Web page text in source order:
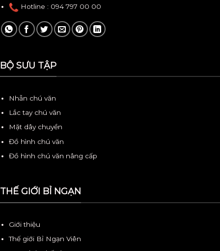
Hotline : 094 797 00 00
BỘ SƯU TẬP
Nhẫn chú văn
Lắc tay chú văn
Mặt dây chuyền
Đồ hình chú văn
Đồ hình chú văn nâng cấp
THẾ GIỚI BỈ NGẠN
Giới thiệu
Thế giới Bỉ Ngạn Viên